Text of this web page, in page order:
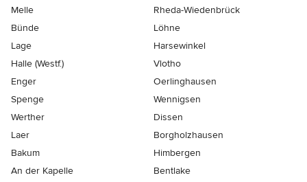
Melle
Rheda-Wiedenbrück
Bünde
Löhne
Lage
Harsewinkel
Halle (Westf.)
Vlotho
Enger
Oerlinghausen
Spenge
Wennigsen
Werther
Dissen
Laer
Borgholzhausen
Bakum
Himbergen
An der Kapelle
Bentlake